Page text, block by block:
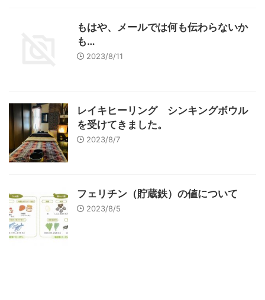
もはや、メールでは何も伝わらないか
も…
2023/8/11
レイキヒーリング シンキングボウル
を受けてきました。
2023/8/7
フェリチン（貯蔵鉄）の値について
2023/8/5